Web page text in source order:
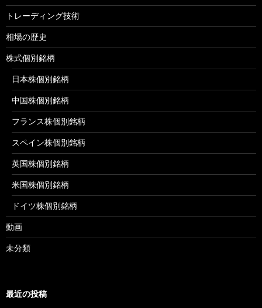
トレーディング技術
相場の歴史
株式個別銘柄
日本株個別銘柄
中国株個別銘柄
フランス株個別銘柄
スペイン株個別銘柄
英国株個別銘柄
米国株個別銘柄
ドイツ株個別銘柄
動画
未分類
最近の投稿